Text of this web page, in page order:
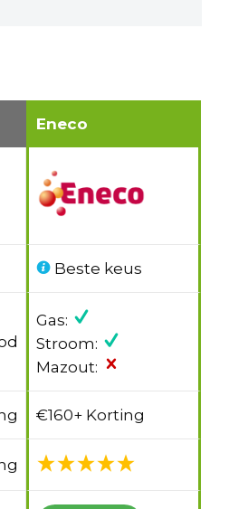
Eneco
Beste keus
Gas:
Stroom:
Mazout:
€160+ Korting